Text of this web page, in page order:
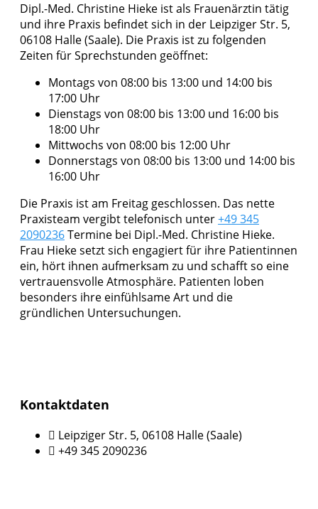
Dipl.-Med. Christine Hieke ist als Frauenärztin tätig
und ihre Praxis befindet sich in der Leipziger Str. 5,
06108 Halle (Saale). Die Praxis ist zu folgenden
Zeiten für Sprechstunden geöffnet:
Montags von 08:00 bis 13:00 und 14:00 bis
17:00 Uhr
Dienstags von 08:00 bis 13:00 und 16:00 bis
18:00 Uhr
Mittwochs von 08:00 bis 12:00 Uhr
Donnerstags von 08:00 bis 13:00 und 14:00 bis
16:00 Uhr
Die Praxis ist am Freitag geschlossen. Das nette
Praxisteam vergibt telefonisch unter+49 345
2090236Termine bei Dipl.-Med. Christine Hieke.
Frau Hieke setzt sich engagiert für ihre Patientinnen
ein, hört ihnen aufmerksam zu und schafft so eine
vertrauensvolle Atmosphäre. Patienten loben
besonders ihre einfühlsame Art und die
gründlichen Untersuchungen.
Kontaktdaten
Leipziger Str. 5, 06108 Halle (Saale)
+49 345 2090236